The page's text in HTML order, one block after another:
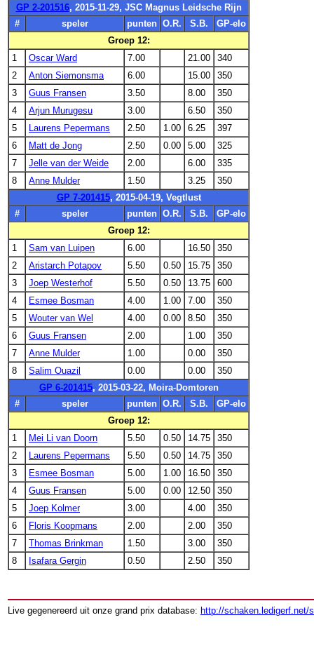
GP 2-201516, 2015-11-29, JSC Magnus Leidsche Rijn
#
speler punten O.R. S.B.
GP-elo
Groep 12:
1
Oscar Ward 7.00 21.00
340
2
Anton Siemonsma 6.00 15.00
350
3
Guus Fransen 3.50 8.00
350
4
Arjun Murugesu 3.00 6.50
350
5
Laurens Pepermans 2.50 1.00 6.25
397
6
Matt de Jong 2.50 0.00 5.00
325
7
Jelle van der Weide 2.00 6.00
335
8
Anne Mulder 1.50 3.25
350
GP 7-201415, 2015-04-19, Vegtlust
#
speler punten O.R. S.B.
GP-elo
Groep 12:
1
Sam van Luipen 6.00 16.50
350
2
Aristarch Potapov 5.50 0.50 15.75
350
3
Joep Westerhof 5.50 0.50 13.75
600
4
Esmee Bosman 4.00 1.00 7.00
350
5
Wouter van Wel 4.00 0.00 8.50
350
6
Guus Fransen 2.00 1.00
350
7
Anne Mulder 1.00 0.00
350
8
Salim Ouazil 0.00 0.00
350
GP 6-201415, 2015-03-22, Moira-Domtoren
#
speler punten O.R. S.B.
GP-elo
Groep 12:
1
Mei Li van Doorn 5.50 0.50 14.75
350
2
Laurens Pepermans 5.50 0.50 14.75
350
3
Esmee Bosman 5.00 1.00 16.50
350
4
Guus Fransen 5.00 0.00 12.50
350
5
Joep Kolmer 3.00 4.00
350
6
Floris Koopmans 2.00 2.00
350
7
Thomas Brinkman 1.50 3.00
350
8
Isafara Gergin 0.50 2.50 350
Live gegenereerd uit onze grand prix database: http://schaken.ledigerf.net/